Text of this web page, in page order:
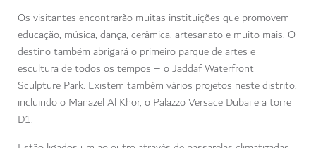
Os visitantes encontrarão muitas instituições que promovem
educação, música, dança, cerâmica, artesanato e muito mais. O
destino também abrigará o primeiro parque de artes e
escultura de todos os tempos – o Jaddaf Waterfront
Sculpture Park. Existem também vários projetos neste distrito,
incluindo o Manazel Al Khor, o Palazzo Versace Dubai e a torre
D1.